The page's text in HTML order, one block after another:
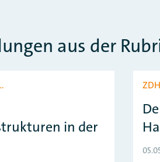
aus der
in der